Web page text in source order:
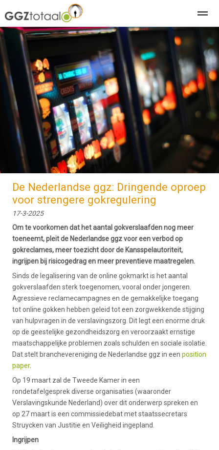
over GGZTotaal agenda adverteren E-
Home Nieuws Zoeken Pagina's E-
De Nederlandse ggz: Dringende oproep
voor strengere gokregulering
17-3-2025
Om te voorkomen dat het aantal gokverslaafden nog meer
toeneemt, pleit de Nederlandse ggz voor een verbod op
gokreclames, meer toezicht door de Kansspelautoriteit,
ingrijpen bij risicogedrag en meer preventieve maatregelen.
Sinds de legalisering van de online gokmarkt is het aantal
gokverslaafden sterk toegenomen, vooral onder jongeren.
Agressieve reclamecampagnes en de gemakkelijke toegang
tot online gokken hebben geleid tot een zorgwekkende stijging
van hulpvragen in de verslavingszorg. Dit legt een enorme druk
op de geestelijke gezondheidszorg en veroorzaakt ernstige
maatschappelijke problemen zoals schulden en sociale isolatie.
Dat stelt branchevereniging de Nederlandse ggz in een position
paper.
Op 19 maart zal de Tweede Kamer in een
rondetafelgesprek diverse organisaties (waaronder
Verslavingskunde Nederland) over dit onderwerp spreken en
op 27 maart is een commissiedebat met staatssecretars
Struycken van Justitie en Veiligheid ingepland.
Ingrijpen